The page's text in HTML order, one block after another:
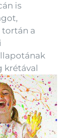
is
tortán a
krétával